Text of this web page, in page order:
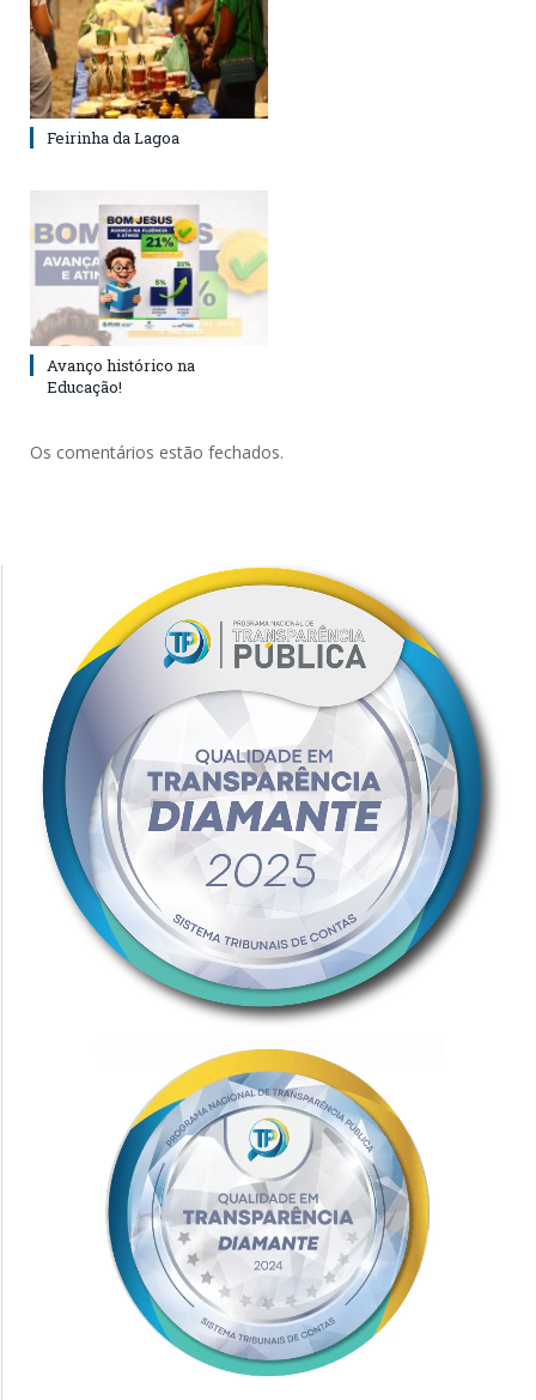
Feirinha da Lagoa
Avanço histórico na
Educação!
Os comentários estão fechados.